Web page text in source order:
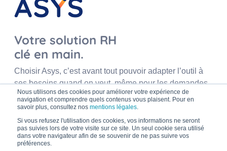
Nous utilisons des cookies pour améliorer votre expérience de
navigation et comprendre quels contenus vous plaisent. Pour en
savoir plus, consultez nos mentions légales.
Si vous refusez l'utilisation des cookies, vos informations ne seront
pas suivies lors de votre visite sur ce site. Un seul cookie sera utilisé
dans votre navigateur afin de se souvenir de ne pas suivre vos
préférences.
Votre solution RH
clé en main.
Choisir Asys, c’est avant tout pouvoir adapter l’outil à
ses besoins quand on veut, même pour les demandes
les plus spécifiques !
ASYS © 2026 • Tous droits reservés.